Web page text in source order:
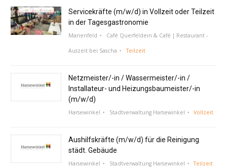
Servicekräfte (m/w/d) in Vollzeit oder Teilzeit
in der Tagesgastronomie
Marienfeld Café Querfeldein & Café | Restaurant -
Auszeit bei Sascha Teilzeit
Netzmeister/-in / Wassermeister/-in /
Installateur- und Heizungsbaumeister/-in
(m/w/d)
Harsewinkel Stadtverwaltung Harsewinkel Vollzeit
Aushilfskräfte (m/w/d) für die Reinigung
städt. Gebäude
Harsewinkel Stadtverwaltung Harsewinkel Teilzeit